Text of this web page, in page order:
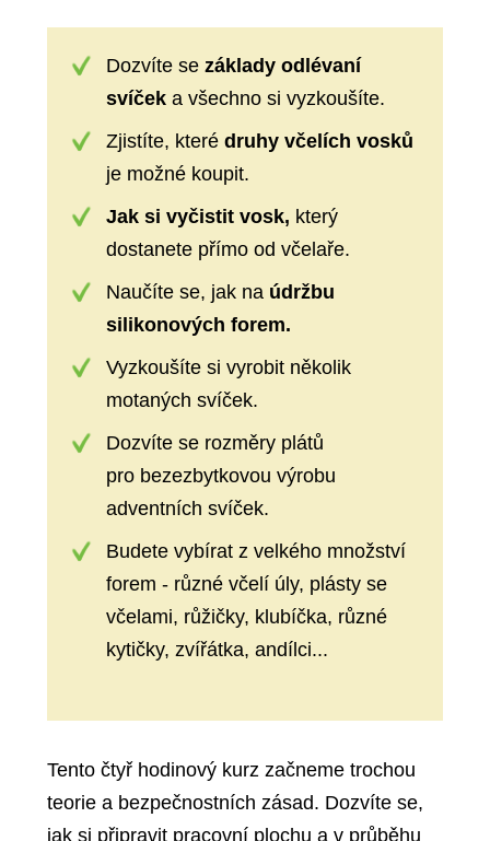
Dozvíte sezáklady odlévaní
svíček a všechno si vyzkoušíte.
Zjistíte, kterédruhy včelích vosků
je možné koupit.
Jak si vyčistit vosk, který
dostanete přímo od včelaře.
Naučíte se, jak na údržbu
silikonových forem.
Vyzkoušíte si vyrobit několik
motaných svíček.
Dozvíte se rozměry plátů
pro bezezbytkovou výrobu
adventních svíček.
Budete vybírat z velkého množství
forem - různé včelí úly, plásty se
včelami, růžičky, klubíčka, různé
kytičky, zvířátka, andílci...
Tento čtyř hodinový kurz začneme trochou
teorie a bezpečnostních zásad. Dozvíte se,
jak si připravit pracovní plochu a v průběhu